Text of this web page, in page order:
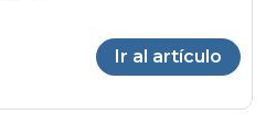
Ir al artículo